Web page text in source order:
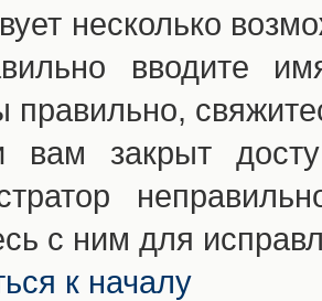
несколько
вводите
правильно,
закрыт
с ним для
к началу